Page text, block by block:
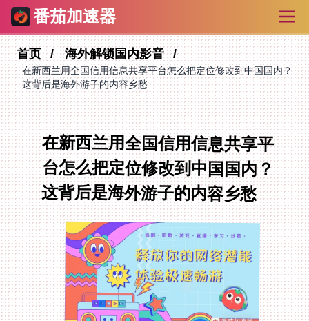
番茄加速器
首页 海外解锁国内影音
在新西兰用全国信用信息共享平台怎么把定位修改到中国国内？
这背后是海外游子的内容乡愁
在新西兰用全国信用信息共享平
台怎么把定位修改到中国国内？
这背后是海外游子的内容乡愁